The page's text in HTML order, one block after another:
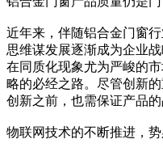
近年来，伴随铝合金门窗
思维谋发展逐渐成为企业
在同质化现象尤为严峻的
略的必经之路。尽管创新
创新之前，也需保证产品的
物联网技术的不断推进，